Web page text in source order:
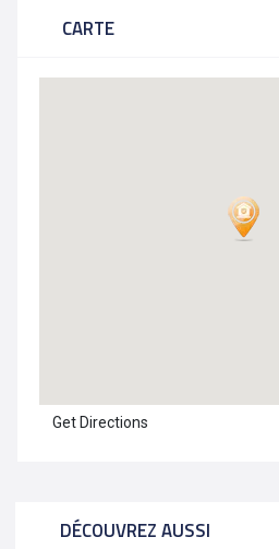
CARTE
Get Directions
DÉCOUVREZ AUSSI